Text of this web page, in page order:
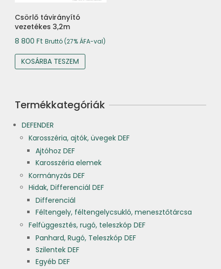
Csörlő távirányító
vezetékes 3,2m
8 800 Ft Bruttó (27% ÁFA-val)
KOSÁRBA TESZEM
Termékkategóriák
DEFENDER
Karosszéria, ajtók, üvegek DEF
Ajtóhoz DEF
Karosszéria elemek
Kormányzás DEF
Hidak, Differenciál DEF
Differenciál
Féltengely, féltengelycsukló, menesztőtárcsa
Felfüggesztés, rugó, teleszkóp DEF
Panhard, Rugó, Teleszkóp DEF
Szilentek DEF
Egyéb DEF